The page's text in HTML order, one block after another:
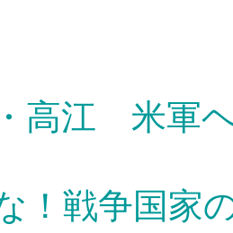
高江 米軍ヘ
！戦争国家